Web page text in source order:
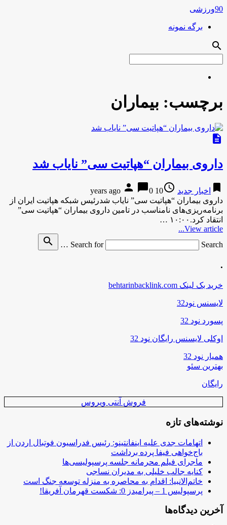
90ورزشی
برگه نمونه
search
برچسب: بیماران
description
داروی بیماران “هپاتیت سی” نایاب شد
bookmark اخبار جدید access_time
10 years ago
person chat_bubble0
داروی بیماران “هپاتیت سی” نایاب شدرئیس شبکه هپاتیت ایران از
برنامه‌ریزی‌های نامناسب در تامین داروی بیماران “هپاتیت سی”
انتقاد کرد.۱۰:۰۰ …
View article...
Search for
Search …
search
.
خرید بک لینک behtarinbacklink.com
لایسنس نود32
پسورد نود 32
اوکلی لایسنس رایگان نود 32
همیار نود 32
بهترین سئو
رایگان
فروش آنتی ویروس
نوشته‌های تازه
اتهامات جدی علیه اینفانتینو: رئیس فدراسیون فوتبال اردن از
باج‌خواهی فیفا پرده برداشت
ماجرای فیلم محرمانه جلسه پرسپولیسی‌ها
کنایه جالب خلیلی به مدیران نساجی
خاتم‌الانبیا: اقدام به محاصره به منزله توسعه جنگ است
پرسپولیس 1 – پیرامیدز 0: شکست قهرمان آفریقا!
آخرین دیدگاه‌ها